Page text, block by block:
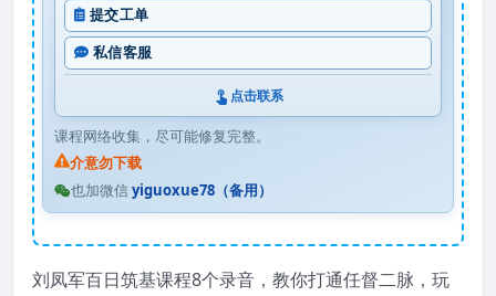
提交工单
私信客服
点击联系
课程网络收集，尽可能修复完整。
介意勿下载
也加微信yiguoxue78（备用）
刘凤军百日筑基课程8个录音，教你打通任督二脉，玩